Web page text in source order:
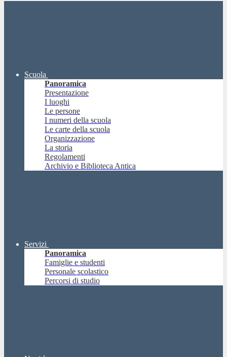
Scuola
Panoramica
Presentazione
I luoghi
Le persone
I numeri della scuola
Le carte della scuola
Organizzazione
La storia
Regolamenti
Archivio e Biblioteca Antica
Servizi
Panoramica
Famiglie e studenti
Personale scolastico
Percorsi di studio